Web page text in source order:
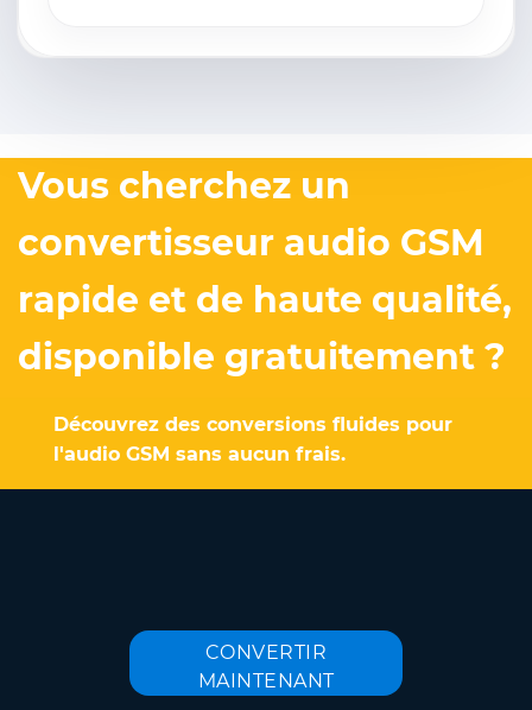
Vous cherchez un
convertisseur audio GSM
rapide et de haute qualité,
disponible gratuitement ?
Découvrez des conversions fluides pour
l'audio GSM sans aucun frais.
CONVERTIR
MAINTENANT